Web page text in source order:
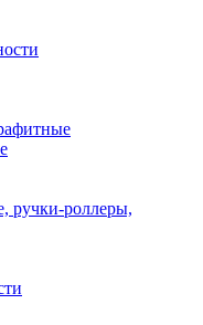
ручки-роллеры,